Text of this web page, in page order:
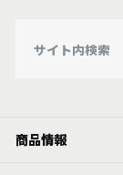
商品情報